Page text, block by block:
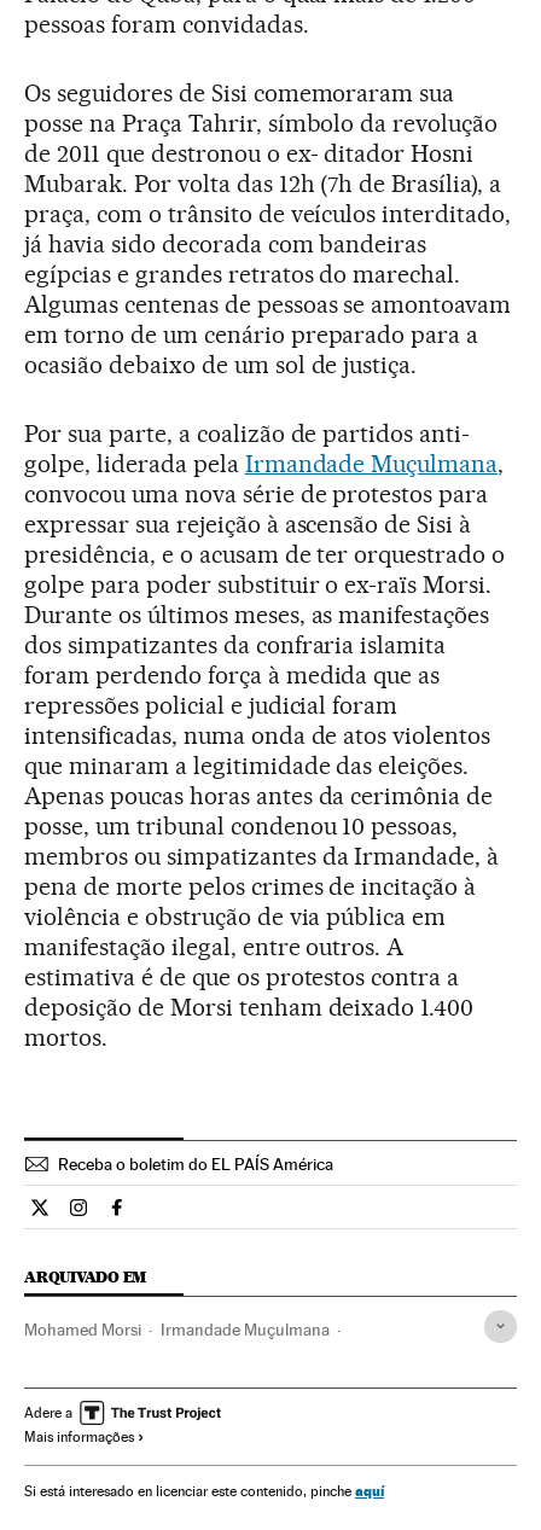
pessoas foram convidadas.
Os seguidores de Sisi comemoraram sua
posse na Praça Tahrir, símbolo da revolução
de 2011 que destronou o ex- ditador Hosni
Mubarak. Por volta das 12h (7h de Brasília), a
praça, com o trânsito de veículos interditado,
já havia sido decorada com bandeiras
egípcias e grandes retratos do marechal.
Algumas centenas de pessoas se amontoavam
em torno de um cenário preparado para a
ocasião debaixo de um sol de justiça.
Por sua parte, a coalizão de partidos anti-
golpe, liderada pela Irmandade Muçulmana,
convocou uma nova série de protestos para
expressar sua rejeição à ascensão de Sisi à
presidência, e o acusam de ter orquestrado o
golpe para poder substituir o ex-raïs Morsi.
Durante os últimos meses, as manifestações
dos simpatizantes da confraria islamita
foram perdendo força à medida que as
repressões policial e judicial foram
intensificadas, numa onda de atos violentos
que minaram a legitimidade das eleições.
Apenas poucas horas antes da cerimônia de
posse, um tribunal condenou 10 pessoas,
membros ou simpatizantes da Irmandade, à
pena de morte pelos crimes de incitação à
violência e obstrução de via pública em
manifestação ilegal, entre outros. A
estimativa é de que os protestos contra a
deposição de Morsi tenham deixado 1.400
mortos.
Receba o boletim do EL PAÍS América
Internacional El País Brasil en Twitter
Internacional El País Brasil en Instagram
Internacional El País Brasil en Facebook
ARQUIVADO EM
Mohamed Morsi Irmandade Muçulmana
Oriente médio África Partidos políticos
Conflitos políticos
Adere a
Mais informações
Si está interesado en licenciar este contenido, pinche aquí